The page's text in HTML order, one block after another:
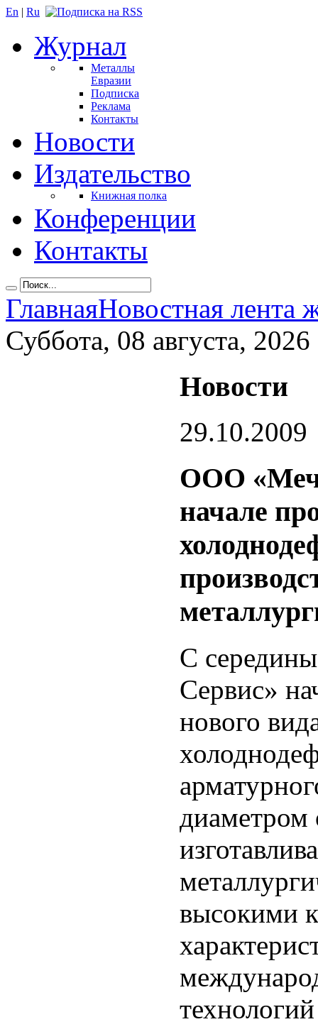
En | Ru
Журнал
Металлы
Евразии
Подписка
Реклама
Контакты
Новости
Издательство
Книжная полка
Конференции
Контакты
ГлавнаяНовостная лента
Суббота, 08 августа, 2026
Новости
29.10.2009
ООО
начале
С
Сервис»
нового
высокими